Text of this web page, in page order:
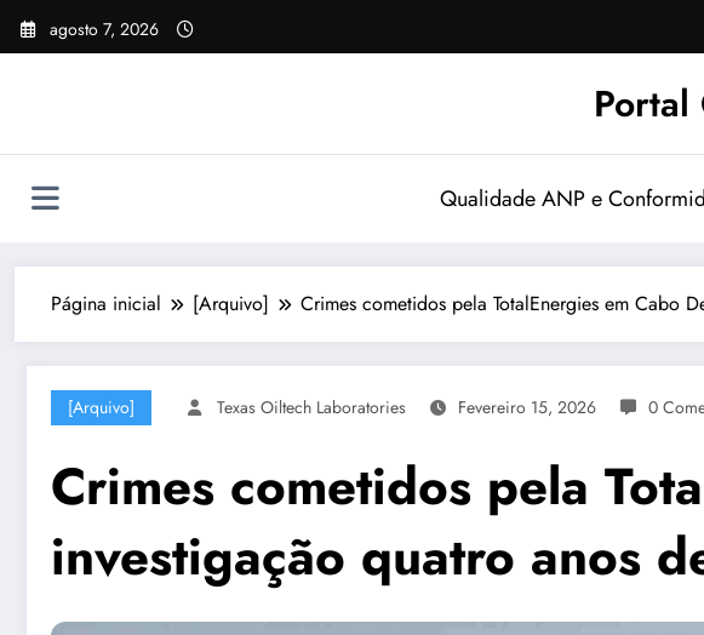
Pular
para
agosto 7, 2026
Qualidade ANP e
Página inicial [Arquivo] Crimes cometidos pela TotalEnergies em Cabo
[Arquivo] Texas Oiltech Laboratories Fevereiro 15, 2026 0
Crimes cometidos pela
investigação quatro anos